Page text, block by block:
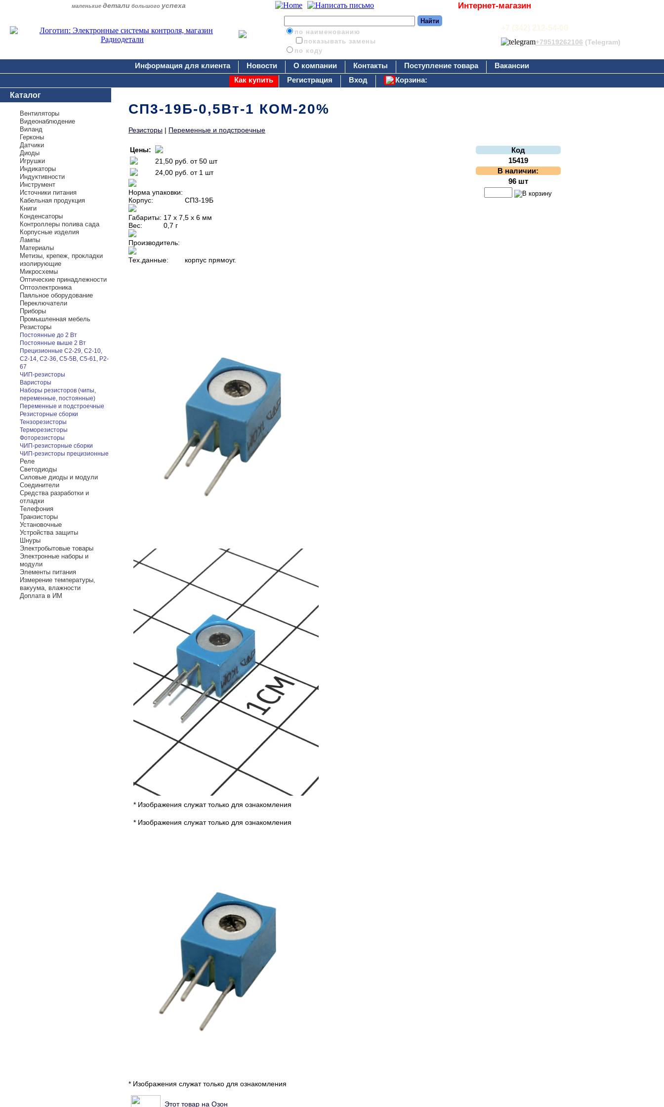
маленькие детали большого успеха Интернет-магазин
по наименованию
показывать замены
по коду
+7 (342) 212-54-00
+79519262106 (Telegram)
Информация для клиента Новости О компании Контакты Поступление товара
Вакансии
Как купить
Регистрация Вход
Корзина:
Каталог
Вентиляторы
Видеонаблюдение
Виланд
Герконы
Датчики
Диоды
Игрушки
Индикаторы
Индуктивности
Инструмент
Источники питания
Кабельная продукция
Книги
Конденсаторы
Контроллеры полива сада
Корпусные изделия
Лампы
Материалы
Метизы, крепеж, прокладки
изолирующие
Микросхемы
Оптические принадлежности
Оптоэлектроника
Паяльное оборудование
Переключатели
Приборы
Промышленная мебель
Резисторы
Постоянные до 2 Вт
Постоянные выше 2 Вт
Прецизионные С2-29, С2-10,
С2-14, С2-36, С5-5В, С5-61, Р2-
67
ЧИП-резисторы
Варисторы
Наборы резисторов (чипы,
переменные, постоянные)
Переменные и подстроечные
Резисторные сборки
Тензорезисторы
Терморезисторы
Фоторезисторы
ЧИП-резисторные сборки
ЧИП-резисторы прецизионные
Реле
Светодиоды
Силовые диоды и модули
Соединители
Средства разработки и
отладки
Телефония
Транзисторы
Установочные
Устройства защиты
Шнуры
Электробытовые товары
Электронные наборы и
модули
Элементы питания
Измерение температуры,
вакуума, влажности
Доплата в ИМ
СП3-19Б-0,5Вт-1 КОМ-20%
Резисторы | Переменные и подстроечные
Цены:
21,50 руб. от 50 шт
24,00 руб. от 1 шт
Норма упаковки:
Корпус:
СП3-19Б
Габариты: 17 х 7,5 х 6 мм
Вес:
0,7 г
Производитель:
Тех.данные: корпус прямоуг.
Код
15419
В наличии:
96 шт
* Изображения служат только для ознакомления
* Изображения служат только для ознакомления
* Изображения служат только для ознакомления
Этот товар на Озон